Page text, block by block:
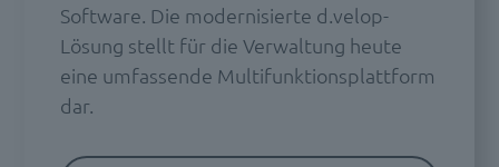
Software. Die modernisierte d.velop-
Lösung stellt für die Verwaltung heute
eine umfassende Multifunktionsplattform
dar.